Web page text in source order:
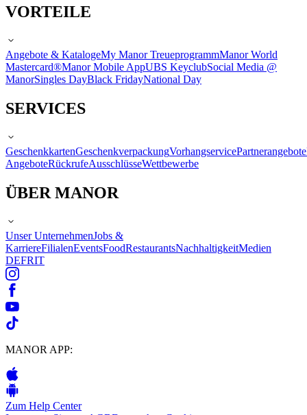
VORTEILE
Angebote & KatalogeMy Manor TreueprogrammManor World
Mastercard®Manor Mobile AppUBS KeyclubSocial Media @
ManorSingles DayBlack FridayNational Day
SERVICES
GeschenkkartenGeschenkverpackungVorhangservicePartnerangebote
AngeboteRückrufeAusschlüsseWettbewerbe
ÜBER MANOR
Unser UnternehmenJobs &
KarriereFilialenEventsFoodRestaurantsNachhaltigkeitMedien
DEFRIT
MANOR APP:
Zum Help Center